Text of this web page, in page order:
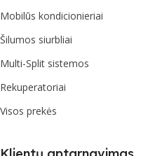
Mobilūs kondicionieriai
Šilumos siurbliai
Multi-Split sistemos
Rekuperatoriai
Visos prekės